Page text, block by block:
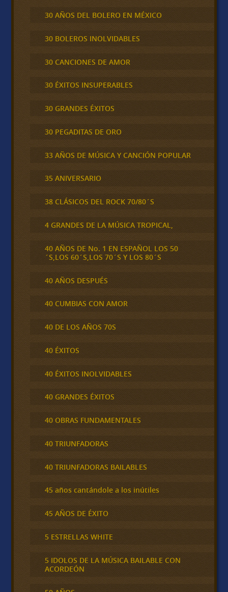
30 AÑOS DEL BOLERO EN MÉXICO
30 BOLEROS INOLVIDABLES
30 CANCIONES DE AMOR
30 ÉXITOS INSUPERABLES
30 GRANDES ÉXITOS
30 PEGADITAS DE ORO
33 AÑOS DE MÚSICA Y CANCIÓN POPULAR
35 ANIVERSARIO
38 CLÁSICOS DEL ROCK 70/80´S
4 GRANDES DE LA MÚSICA TROPICAL,
40 AÑOS DE No. 1 EN ESPAÑOL LOS 50
´S,LOS 60´S,LOS 70´S Y LOS 80´S
40 AÑOS DESPUÉS
40 CUMBIAS CON AMOR
40 DE LOS AÑOS 70S
40 ÉXITOS
40 ÉXITOS INOLVIDABLES
40 GRANDES ÉXITOS
40 OBRAS FUNDAMENTALES
40 TRIUNFADORAS
40 TRIUNFADORAS BAILABLES
45 años cantándole a los inútiles
45 AÑOS DE ÉXITO
5 ESTRELLAS WHITE
5 IDOLOS DE LA MÚSICA BAILABLE CON
ACORDEÓN